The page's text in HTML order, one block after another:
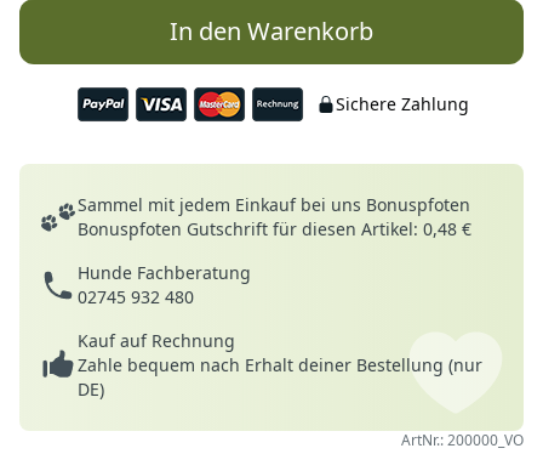
In den Warenkorb
Sichere Zahlung
Deine Vorteile
Sammel mit jedem Einkauf bei uns Bonuspfoten
Bonuspfoten Gutschrift für diesen Artikel: 0,48 €
Hunde Fachberatung
02745 932 480
Kauf auf Rechnung
Zahle bequem nach Erhalt deiner Bestellung (nur
DE)
ArtNr.: 200000_VO